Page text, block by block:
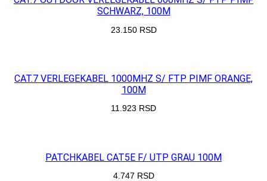
SCHWARZ, 100M
23.150 RSD
CAT.7 VERLEGEKABEL 1000MHZ S/ FTP PIMF ORANGE,
100M
11.923 RSD
PATCHKABEL CAT5E F/ UTP GRAU 100M
4.747 RSD